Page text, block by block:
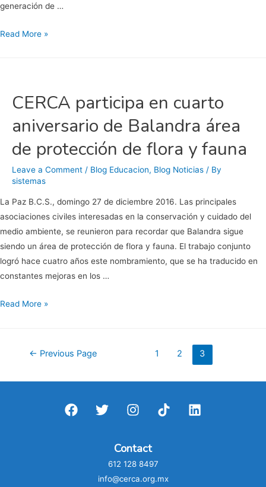
generación de …
CERCA
Ciudades
Más
Read More »
CERCA participa en cuarto
aniversario de Balandra área
de protección de flora y fauna
Leave a Comment / Blog Educacion, Blog Noticias / By
sistemas
La Paz B.C.S., domingo 27 de diciembre 2016. Las principales
asociaciones civiles interesadas en la conservación y cuidado del
medio ambiente, se reunieron para recordar que Balandra sigue
siendo un área de protección de flora y fauna. El trabajo conjunto
logró hace cuatro años este nombramiento, que se ha traducido en
constantes mejoras en los …
CERCA
Read More »
Posts
← Previous Page 1 2 3
Contact
612 128 8497
info@cerca.org.mx